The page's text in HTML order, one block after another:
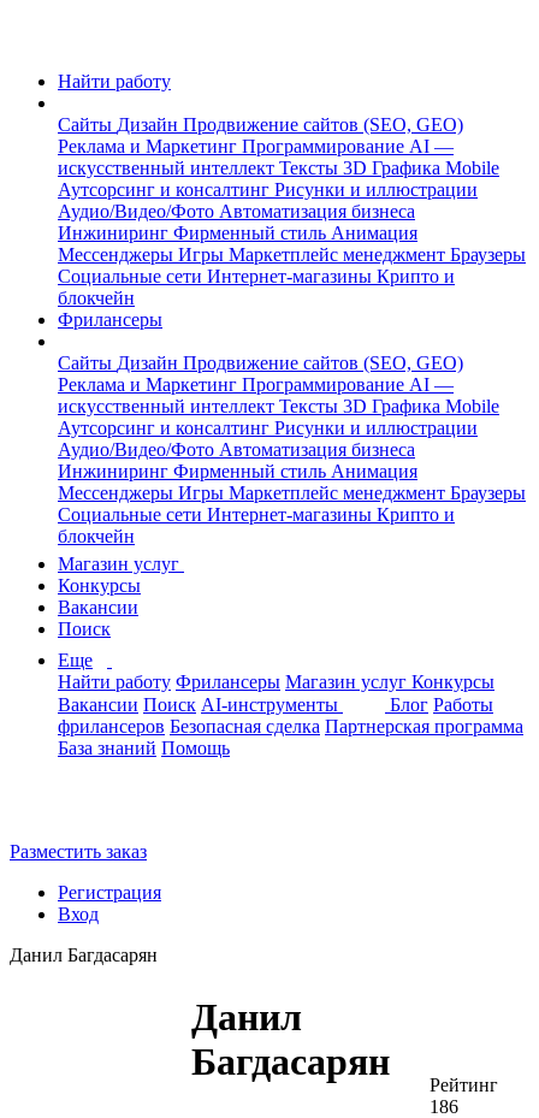
Найти работу
Сайты Дизайн Продвижение сайтов (SEO, GEO)
Реклама и Маркетинг Программирование AI —
искусственный интеллект Тексты 3D Графика Mobile
Аутсорсинг и консалтинг Рисунки и иллюстрации
Аудио/Видео/Фото Автоматизация бизнеса
Инжиниринг Фирменный стиль Анимация
Мессенджеры Игры Маркетплейс менеджмент Браузеры
Социальные сети Интернет-магазины Крипто и
блокчейн
Фрилансеры
Сайты Дизайн Продвижение сайтов (SEO, GEO)
Реклама и Маркетинг Программирование AI —
искусственный интеллект Тексты 3D Графика Mobile
Аутсорсинг и консалтинг Рисунки и иллюстрации
Аудио/Видео/Фото Автоматизация бизнеса
Инжиниринг Фирменный стиль Анимация
Мессенджеры Игры Маркетплейс менеджмент Браузеры
Социальные сети Интернет-магазины Крипто и
блокчейн
Магазин услуг
Конкурсы
Вакансии
Поиск
Еще
Найти работу Фрилансеры Магазин услуг Конкурсы
Вакансии Поиск AI-инструменты Блог Работы
фрилансеров Безопасная сделка Партнерская программа
База знаний Помощь
Разместить заказ
Регистрация
Вход
Данил Багдасарян
Данил
Багдасарян
Рейтинг
186